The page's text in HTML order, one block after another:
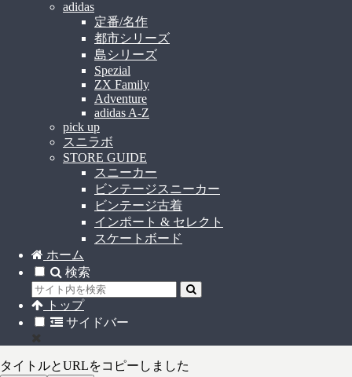
adidas
定番/名作
都市シリーズ
島シリーズ
Spezial
ZX Family
Adventure
adidas A-Z
pick up
スニラボ
STORE GUIDE
スニーカー
ビンテージスニーカー
ビンテージ古着
インポート & セレクト
スケートボード
ホーム
検索
トップ
サイドバー
タイトルとURLをコピーしました